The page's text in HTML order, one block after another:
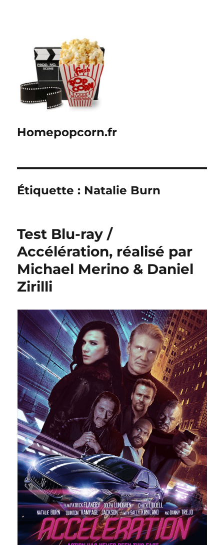
Homepopcorn.fr
Étiquette : Natalie Burn
Test Blu-ray /
Accélération, réalisé par
Michael Merino & Daniel
Zirilli